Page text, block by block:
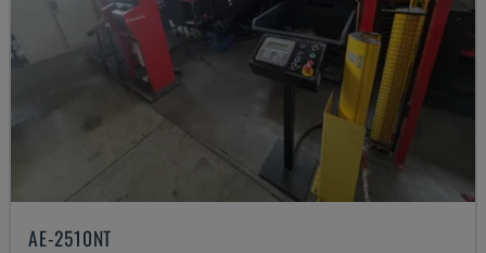
AE-2510NT